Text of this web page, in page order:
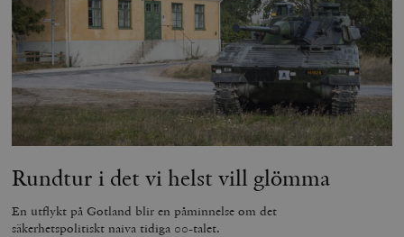
Rundtur i det vi helst vill glömma
En utflykt på Gotland blir en påminnelse om det
säkerhetspolitiskt naiva tidiga 00-talet.